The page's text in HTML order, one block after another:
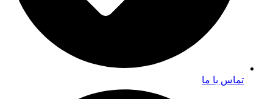
تماس با ما